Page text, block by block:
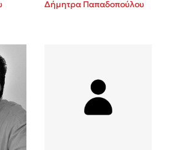
Fitzek
Δήμητρα Παπαδοπούλου